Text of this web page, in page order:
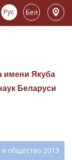
имени Якуба
Беларуси
по
общество 2013